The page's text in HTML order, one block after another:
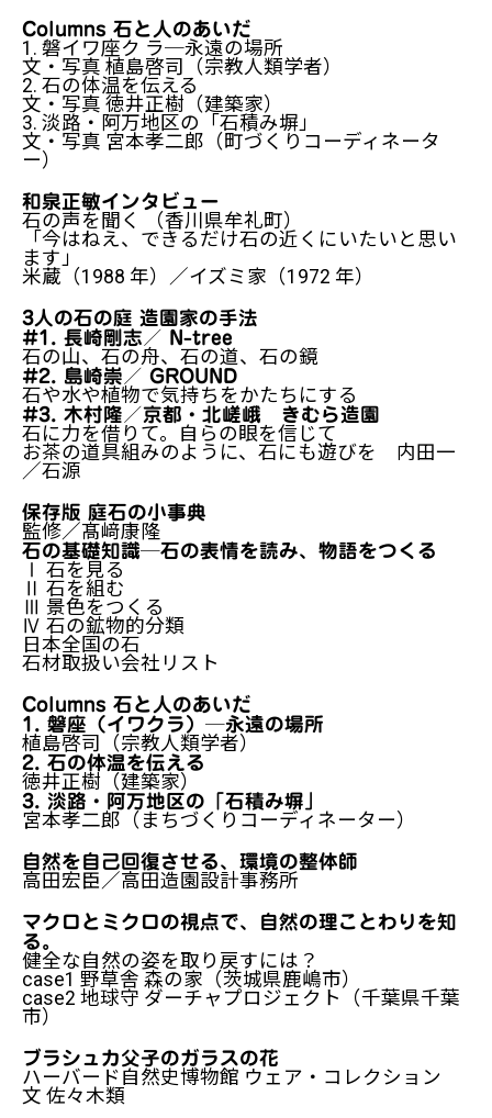
Columns 石と人のあいだ
1. 磐イワ座ク ラ─永遠の場所
文・写真 植島啓司（宗教人類学者）
2. 石の体温を伝える
文・写真 徳井正樹（建築家）
3. 淡路・阿万地区の「石積み塀」
文・写真 宮本孝二郎（町づくりコーディネータ
ー）
和泉正敏インタビュー
石の声を聞く （香川県牟礼町）
「今はねえ、できるだけ石の近くにいたいと思い
ます」
米蔵（1988 年）／イズミ家（1972 年）
3人の石の庭 造園家の手法
#1. 長崎剛志／ N-tree
石の山、石の舟、石の道、石の鏡
#2. 島崎崇／ GROUND
石や水や植物で気持ちをかたちにする
#3. 木村隆／京都・北嵯峨 きむら造園
石に力を借りて。自らの眼を信じて
お茶の道具組みのように、石にも遊びを 内田一
／石源
保存版 庭石の小事典
監修／髙﨑康隆
石の基礎知識─石の表情を読み、物語をつくる
Ⅰ 石を見る
Ⅱ 石を組む
Ⅲ 景色をつくる
Ⅳ 石の鉱物的分類
日本全国の石
石材取扱い会社リスト
Columns 石と人のあいだ
1. 磐座（イワクラ）─永遠の場所
植島啓司（宗教人類学者）
2. 石の体温を伝える
徳井正樹（建築家）
3. 淡路・阿万地区の「石積み塀」
宮本孝二郎（まちづくりコーディネーター）
自然を自己回復させる、環境の整体師
高田宏臣／高田造園設計事務所
マクロとミクロの視点で、自然の理ことわりを知
る。
健全な自然の姿を取り戻すには？
case1 野草舎 森の家（茨城県鹿嶋市）
case2 地球守 ダーチャプロジェクト（千葉県千葉
市）
ブラシュカ父子のガラスの花
ハーバード自然史博物館 ウェア・コレクション
文 佐々木類